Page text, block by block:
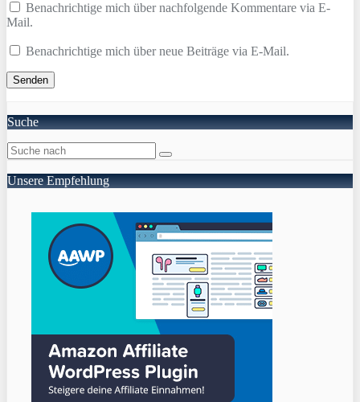
Benachrichtige mich über nachfolgende Kommentare via E-
Mail.
Benachrichtige mich über neue Beiträge via E-Mail.
Suche
Unsere Empfehlung